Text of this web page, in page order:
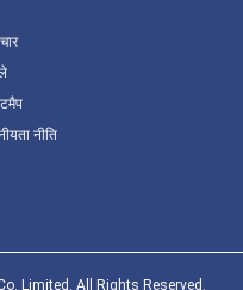
सबसे अच्छी कीमत
नीति
Limited. All Rights Reserved.